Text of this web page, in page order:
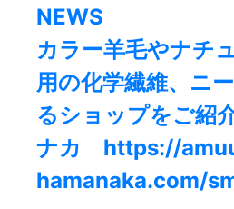
NEWS
カラー羊毛やナチ
用の化学繊維、ニ
るショップをご紹
ナカ https://
hamanaka.com/